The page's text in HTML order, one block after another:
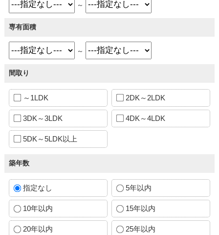
～
専有面積
～
間取り
～1LDK 2DK～2LDK
3DK～3LDK 4DK～4LDK
5DK～5LDK以上
築年数
指定なし 5年以内
10年以内 15年以内
20年以内 25年以内